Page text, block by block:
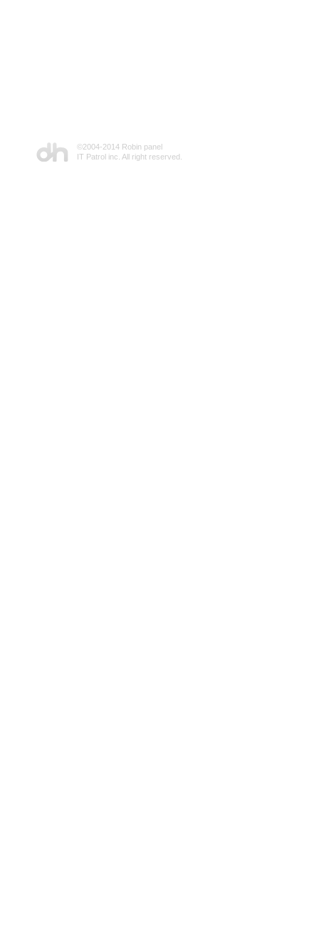
©2004-2014 Robin panel
IT Patrol inc. All right reserved.